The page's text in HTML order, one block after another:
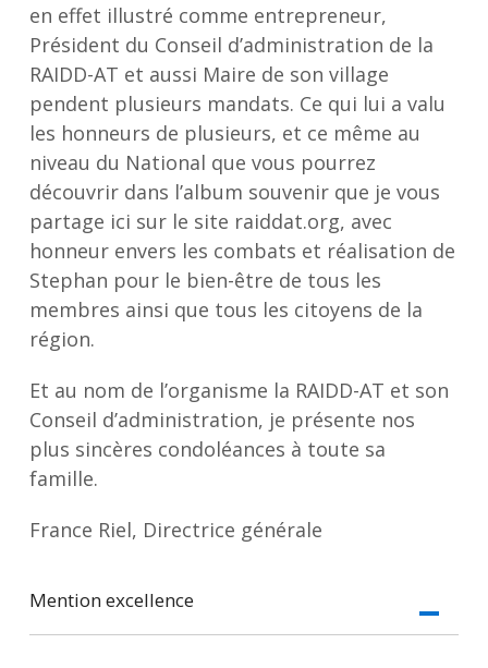
en effet illustré comme entrepreneur,
Président du Conseil d’administration de la
RAIDD-AT et aussi Maire de son village
pendent plusieurs mandats. Ce qui lui a valu
les honneurs de plusieurs, et ce même au
niveau du National que vous pourrez
découvrir dans l’album souvenir que je vous
partage ici sur le site raiddat.org, avec
honneur envers les combats et réalisation de
Stephan pour le bien-être de tous les
membres ainsi que tous les citoyens de la
région.
Et au nom de l’organisme la RAIDD-AT et son
Conseil d’administration, je présente nos
plus sincères condoléances à toute sa
famille.
France Riel, Directrice générale
Mention excellence